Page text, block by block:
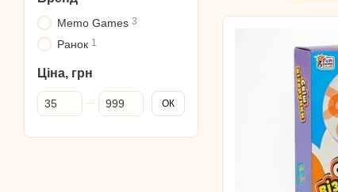
Memo Games 3
Ранок 1
Ціна, грн
Від Ціна, грн
До Ціна, грн ОК